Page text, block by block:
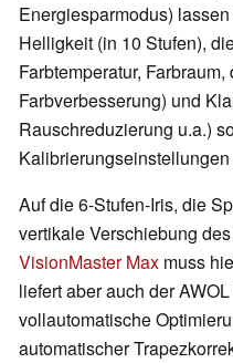
Energiesparmodus)
Helligkeit (in 10 Stufen),
Farbtemperatur,
Farbverbesserung) und
Rauschreduzierung u.a.)
Auf die 6-Stufen-Iris, die
vertikale Verschiebung
VisionMaster Max muss
liefert aber auch der
vollautomatische
automatischer